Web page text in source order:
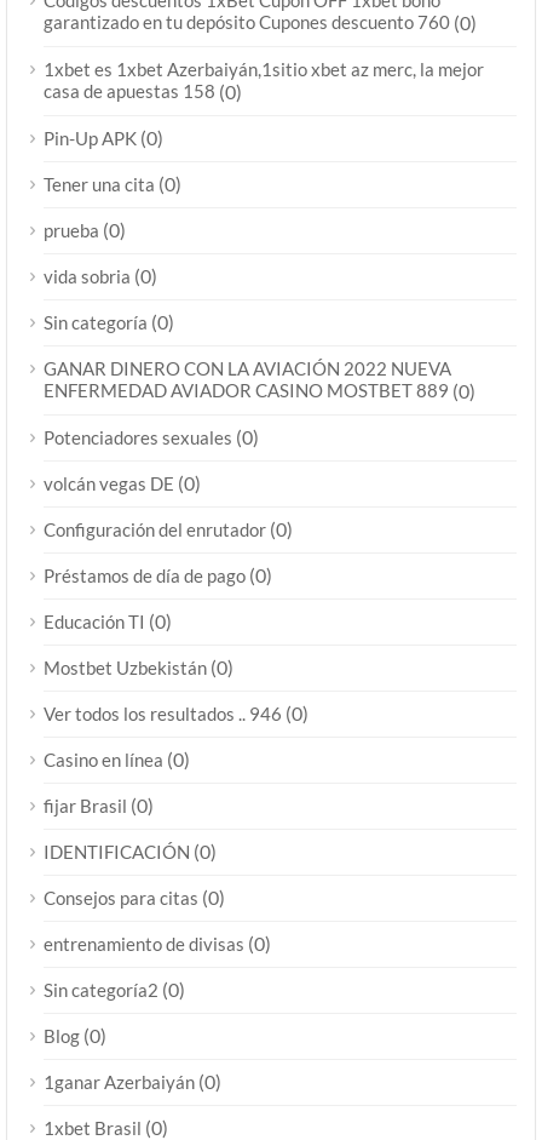
garantizado en tu depósito Cupones descuento 760 (0)
1xbet es 1xbet Azerbaiyán,1sitio xbet az merc, la mejor
casa de apuestas 158 (0)
Pin-Up APK (0)
Tener una cita (0)
prueba (0)
vida sobria (0)
Sin categoría (0)
GANAR DINERO CON LA AVIACIÓN 2022 NUEVA
ENFERMEDAD AVIADOR CASINO MOSTBET 889 (0)
Potenciadores sexuales (0)
volcán vegas DE (0)
Configuración del enrutador (0)
Préstamos de día de pago (0)
Educación TI (0)
Mostbet Uzbekistán (0)
Ver todos los resultados .. 946 (0)
Casino en línea (0)
fijar Brasil (0)
IDENTIFICACIÓN (0)
Consejos para citas (0)
entrenamiento de divisas (0)
Sin categoría2 (0)
Blog (0)
1ganar Azerbaiyán (0)
1xbet Brasil (0)